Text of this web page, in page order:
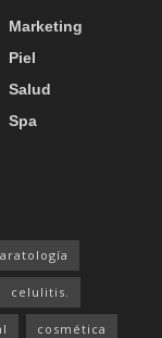
Marketing
Piel
Salud
Spa
celulitis.
cosmética